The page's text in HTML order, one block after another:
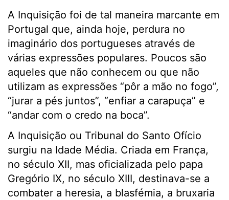
A Inquisição foi de tal maneira marcante em
Portugal que, ainda hoje, perdura no
imaginário dos portugueses através de
várias expressões populares. Poucos são
aqueles que não conhecem ou que não
utilizam as expressões “pôr a mão no fogo”,
“jurar a pés juntos”, “enfiar a carapuça” e
“andar com o credo na boca”.
A Inquisição ou Tribunal do Santo Ofício
surgiu na Idade Média. Criada em França,
no século XII, mas oficializada pelo papa
Gregório IX, no século XIII, destinava-se a
combater a heresia, a blasfémia, a bruxaria